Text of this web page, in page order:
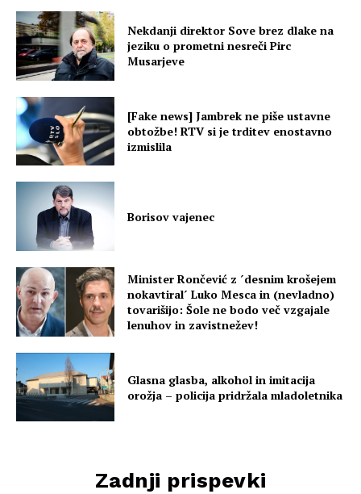
Nekdanji direktor Sove brez dlake na
jeziku o prometni nesreči Pirc
Musarjeve
[Fake news] Jambrek ne piše ustavne
obtožbe! RTV si je trditev enostavno
izmislila
Borisov vajenec
Minister Rončević z ´desnim krošejem
nokavtiral´ Luko Mesca in (nevladno)
tovarišijo: Šole ne bodo več vzgajale
lenuhov in zavistnežev!
Glasna glasba, alkohol in imitacija
orožja – policija pridržala mladoletnika
Zadnji prispevki